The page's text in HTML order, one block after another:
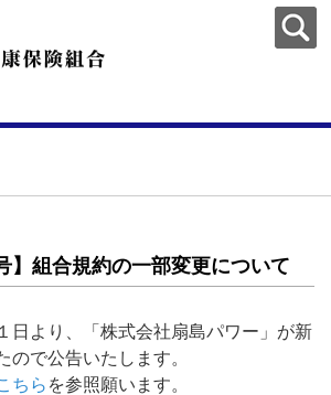
】組合規約の一部変更について
日より、「株式会社扇島パワー」が新
ので公告いたします。
ちら を参照願います。